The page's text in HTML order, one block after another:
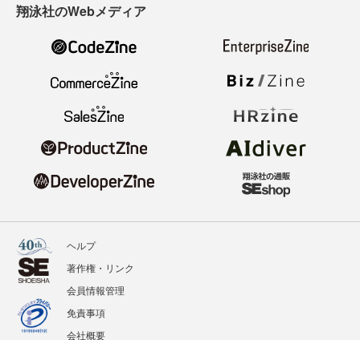
翔泳社のWebメディア
ヘルプ
著作権・リンク
会員情報管理
免責事項
会社概要